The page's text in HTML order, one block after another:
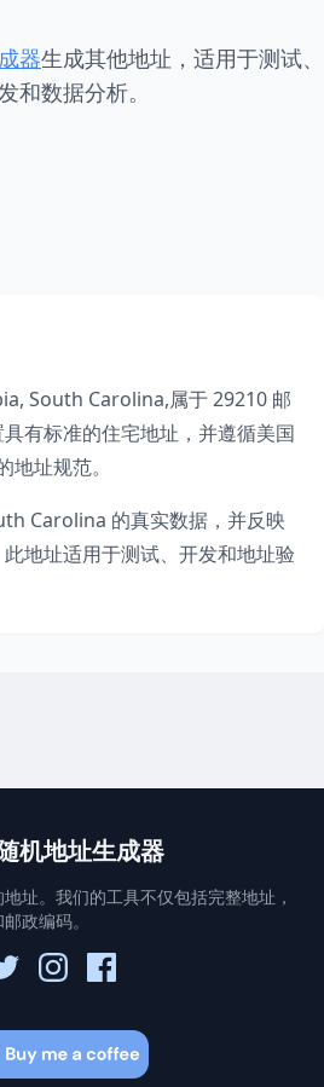
器生成其他地址，适用于测试、
和数据分析。
, South Carolina,属于29210 邮
有标准的住宅地址，并遵循美国
地址规范。
Carolina 的真实数据，并反映
地址适用于测试、开发和地址验
机地址生成器
址。我们的工具不仅包括完整地址，
政编码。